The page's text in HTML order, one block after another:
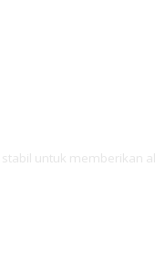
untuk memberikan